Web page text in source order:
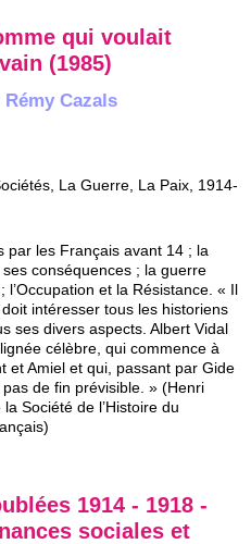
qui voulait
(1985)
Cazals
La Guerre, La Paix, 1914-
par les Français avant 14 ; la
conséquences ; la guerre
l’Occupation et la Résistance. « Il
intéresser tous les historiens
ses divers aspects. Albert Vidal
célèbre, qui commence à
et Amiel et qui, passant par Gide
pas de fin prévisible. » (Henri
Société de l’Histoire du
1914 - 1918 -
sociales et